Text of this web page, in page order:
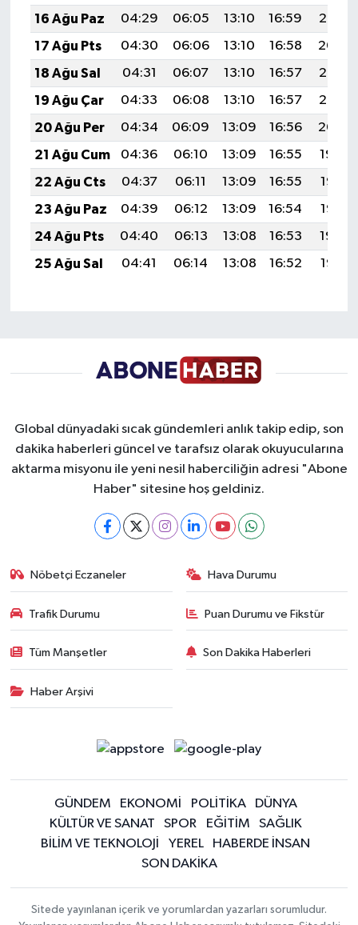
16 Ağu Paz
04:29 06:05 13:10 16:59
20:06
17 Ağu Pts
04:30 06:06 13:10 16:58
20:04
18 Ağu Sal
04:31 06:07 13:10 16:57
20:03
19 Ağu Çar
04:33 06:08 13:10 16:57
20:02
20 Ağu Per
04:34 06:09 13:09 16:56
20:00
21 Ağu Cum
04:36 06:10 13:09 16:55
19:59
22 Ağu Cts
04:37 06:11 13:09 16:55
19:57
23 Ağu Paz
04:39 06:12 13:09 16:54
19:56
24 Ağu Pts
04:40 06:13 13:08 16:53
19:54
25 Ağu Sal
04:41 06:14 13:08 16:52 19:53
Global dünyadaki sıcak gündemleri anlık takip edip, son
dakika haberleri güncel ve tarafsız olarak okuyucularına
aktarma misyonu ile yeni nesil haberciliğin adresi "Abone
Haber" sitesine hoş geldiniz.
Nöbetçi Eczaneler Hava Durumu
Trafik Durumu Puan Durumu ve Fikstür
Tüm Manşetler Son Dakika Haberleri
Haber Arşivi
GÜNDEM EKONOMİ POLİTİKA
DÜNYA
KÜLTÜR VE SANAT
SPOR EĞİTİM
SAĞLIK
BİLİM VE TEKNOLOJİ
YEREL
HABERDE İNSAN
SON DAKİKA
Sitede yayınlanan içerik ve yorumlardan yazarları sorumludur.